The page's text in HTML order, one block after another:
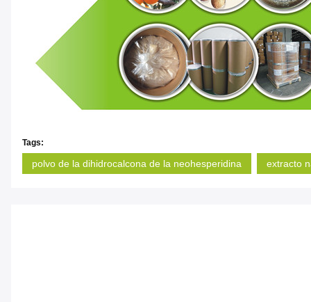
Tags:
polvo de la dihidrocalcona de la neohesperidina extracto